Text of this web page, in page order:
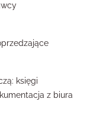
księgi
z biura